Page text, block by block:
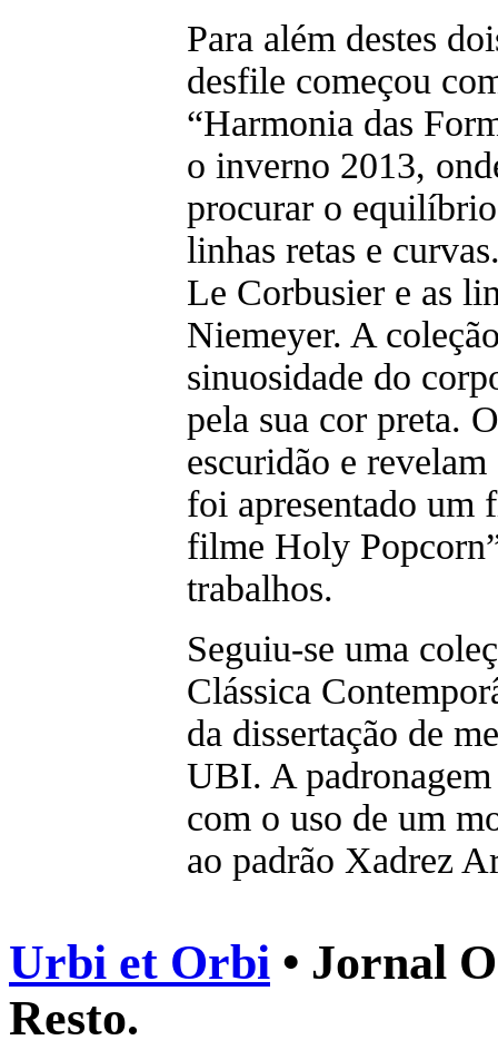
Para além destes
desfile começou
“Harmonia das
o inverno 2013,
procurar o
linhas retas e
Le Corbusier e as
Niemeyer. A
sinuosidade do
pela sua cor preta.
escuridão e
foi apresentado um
filme Holy
trabalhos.
Seguiu-se uma
Clássica
da dissertação de
UBI. A
com o uso de um
ao padrão Xadrez
Urbi et Orbi • Jornal
Resto.